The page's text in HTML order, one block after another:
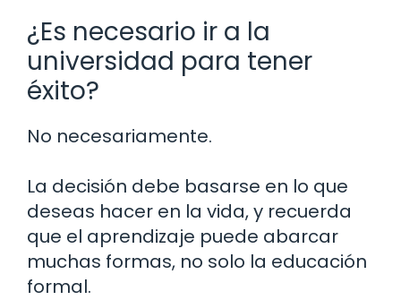
¿Es necesario ir a la
universidad para tener
éxito?
No necesariamente.
La decisión debe basarse en lo que
deseas hacer en la vida, y recuerda
que el aprendizaje puede abarcar
muchas formas, no solo la educación
formal.